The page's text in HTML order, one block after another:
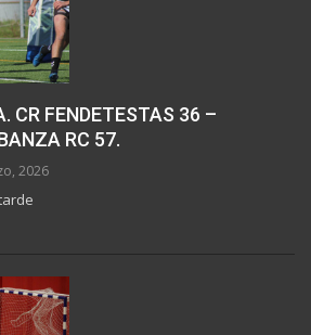
CR FENDETESTAS 36 –
RC 57.
2026